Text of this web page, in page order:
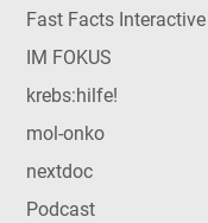
Fast Facts Interactive
IM FOKUS
krebs:hilfe!
mol-onko
nextdoc
Podcast